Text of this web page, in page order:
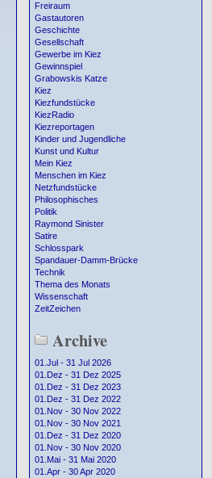
Freiraum
Gastautoren
Geschichte
Gesellschaft
Gewerbe im Kiez
Gewinnspiel
Grabowskis Katze
Kiez
Kiezfundstücke
KiezRadio
Kiezreportagen
Kinder und Jugendliche
Kunst und Kultur
Mein Kiez
Menschen im Kiez
Netzfundstücke
Philosophisches
Politik
Raymond Sinister
Satire
Schlosspark
Spandauer-Damm-Brücke
Technik
Thema des Monats
Wissenschaft
ZeitZeichen
Archive
01.Jul - 31 Jul 2026
01.Dez - 31 Dez 2025
01.Dez - 31 Dez 2023
01.Dez - 31 Dez 2022
01.Nov - 30 Nov 2022
01.Nov - 30 Nov 2021
01.Dez - 31 Dez 2020
01.Nov - 30 Nov 2020
01.Mai - 31 Mai 2020
01.Apr - 30 Apr 2020